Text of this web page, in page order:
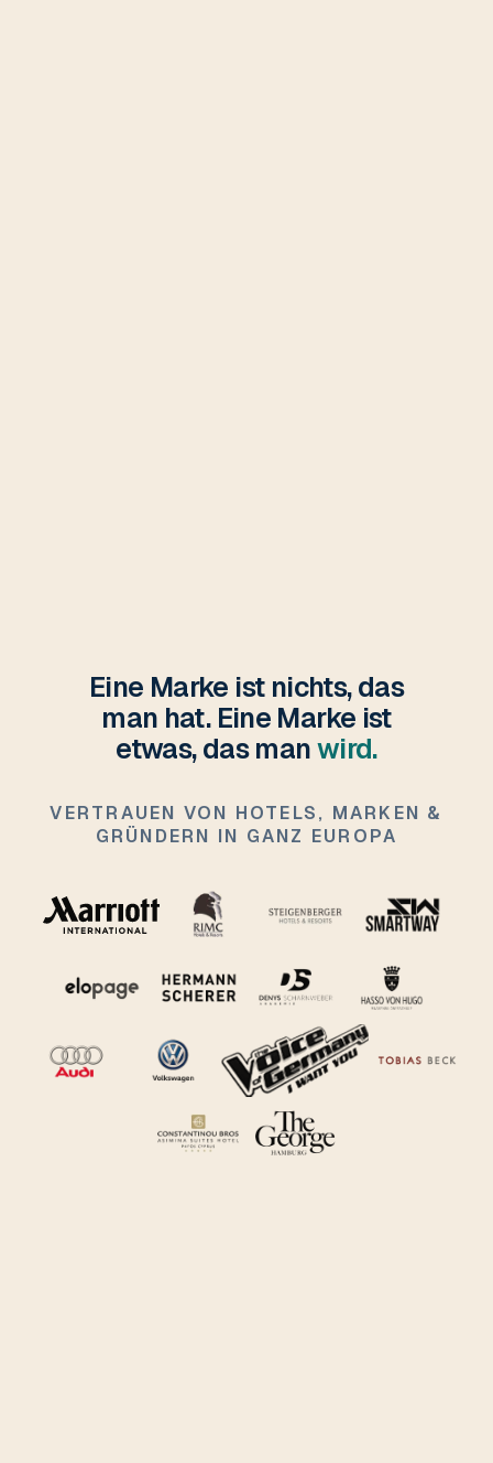
Eine Marke ist nichts, das
man hat. Eine Marke ist
etwas, das manwird.
VERTRAUEN VON HOTELS, MARKEN &
GRÜNDERN IN GANZ EUROPA